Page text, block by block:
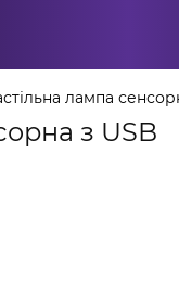
лампа
з USB